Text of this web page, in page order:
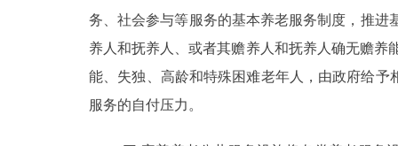
务、社会参与等服务的基本养老服务制度，推进
养人和抚养人、或者其赡养人和抚养人确无赡
能、失独、高龄和特殊困难老年人，由政府给
服务的自付压力。